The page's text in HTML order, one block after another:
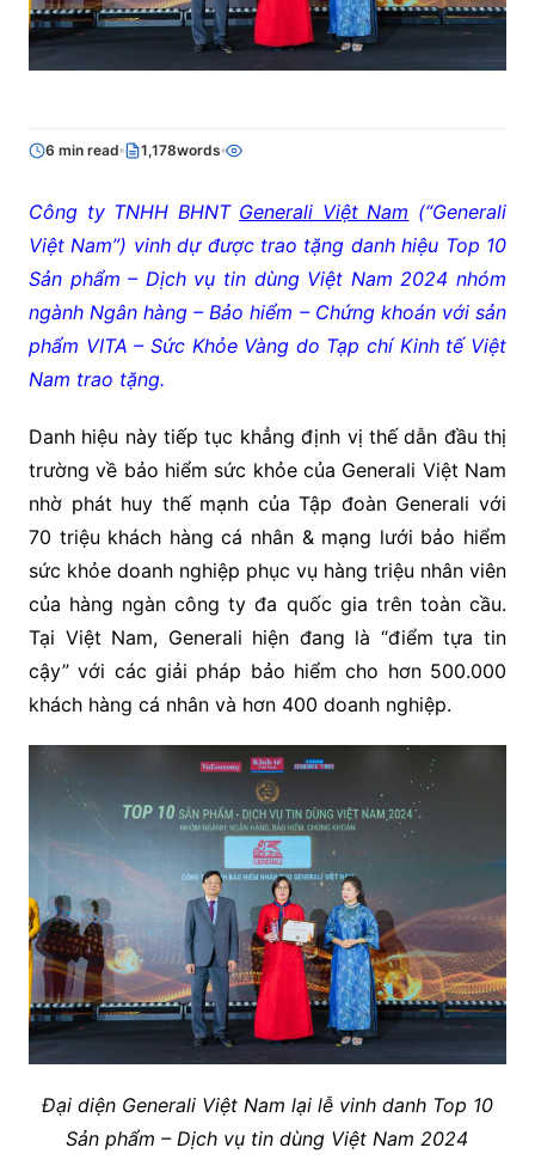
6 min read 1,178words
Công ty TNHH BHNT Generali Việt Nam (“Generali
Việt Nam”) vinh dự được trao tặng danh hiệu Top 10
Sản phẩm – Dịch vụ tin dùng Việt Nam 2024 nhóm
ngành Ngân hàng – Bảo hiểm – Chứng khoán với sản
phẩm VITA – Sức Khỏe Vàng do Tạp chí Kinh tế Việt
Nam trao tặng.
Danh hiệu này tiếp tục khẳng định vị thế dẫn đầu thị
trường về bảo hiểm sức khỏe của Generali Việt Nam
nhờ phát huy thế mạnh của Tập đoàn Generali với
70 triệu khách hàng cá nhân & mạng lưới bảo hiểm
sức khỏe doanh nghiệp phục vụ hàng triệu nhân viên
của hàng ngàn công ty đa quốc gia trên toàn cầu.
Tại Việt Nam, Generali hiện đang là “điểm tựa tin
cậy” với các giải pháp bảo hiểm cho hơn 500.000
khách hàng cá nhân và hơn 400 doanh nghiệp.
Đại diện Generali Việt Nam lại lễ vinh danh Top 10
Sản phẩm – Dịch vụ tin dùng Việt Nam 2024